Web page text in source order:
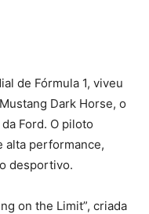
de Fórmula 1, viveu
Dark Horse, o
Ford. O piloto
alta performance,
desportivo.
on the Limit”, criada